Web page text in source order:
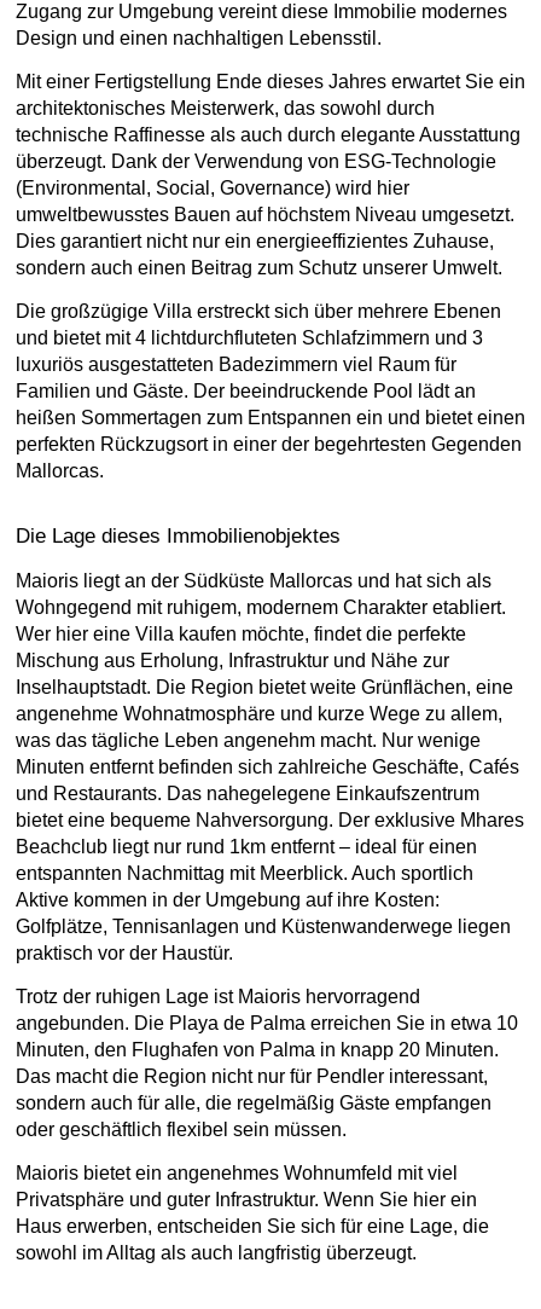
Zugang zur Umgebung vereint diese Immobilie modernes
Design und einen nachhaltigen Lebensstil.
Mit einer Fertigstellung Ende dieses Jahres erwartet Sie ein
architektonisches Meisterwerk, das sowohl durch
technische Raffinesse als auch durch elegante Ausstattung
überzeugt. Dank der Verwendung von ESG-Technologie
(Environmental, Social, Governance) wird hier
umweltbewusstes Bauen auf höchstem Niveau umgesetzt.
Dies garantiert nicht nur ein energieeffizientes Zuhause,
sondern auch einen Beitrag zum Schutz unserer Umwelt.
Die großzügige Villa erstreckt sich über mehrere Ebenen
und bietet mit 4 lichtdurchfluteten Schlafzimmern und 3
luxuriös ausgestatteten Badezimmern viel Raum für
Familien und Gäste. Der beeindruckende Pool lädt an
heißen Sommertagen zum Entspannen ein und bietet einen
perfekten Rückzugsort in einer der begehrtesten Gegenden
Mallorcas.
Die Lage dieses Immobilienobjektes
Maioris liegt an der Südküste Mallorcas und hat sich als
Wohngegend mit ruhigem, modernem Charakter etabliert.
Wer hier eine Villa kaufen möchte, findet die perfekte
Mischung aus Erholung, Infrastruktur und Nähe zur
Inselhauptstadt. Die Region bietet weite Grünflächen, eine
angenehme Wohnatmosphäre und kurze Wege zu allem,
was das tägliche Leben angenehm macht. Nur wenige
Minuten entfernt befinden sich zahlreiche Geschäfte, Cafés
und Restaurants. Das nahegelegene Einkaufszentrum
bietet eine bequeme Nahversorgung. Der exklusive Mhares
Beachclub liegt nur rund 1km entfernt – ideal für einen
entspannten Nachmittag mit Meerblick. Auch sportlich
Aktive kommen in der Umgebung auf ihre Kosten:
Golfplätze, Tennisanlagen und Küstenwanderwege liegen
praktisch vor der Haustür.
Trotz der ruhigen Lage ist Maioris hervorragend
angebunden. Die Playa de Palma erreichen Sie in etwa 10
Minuten, den Flughafen von Palma in knapp 20 Minuten.
Das macht die Region nicht nur für Pendler interessant,
sondern auch für alle, die regelmäßig Gäste empfangen
oder geschäftlich flexibel sein müssen.
Maioris bietet ein angenehmes Wohnumfeld mit viel
Privatsphäre und guter Infrastruktur. Wenn Sie hier ein
Haus erwerben, entscheiden Sie sich für eine Lage, die
sowohl im Alltag als auch langfristig überzeugt.